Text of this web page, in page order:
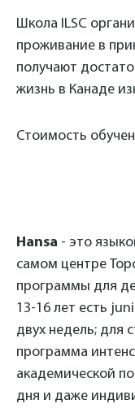
Школа ILSC
проживание в
получают
жизнь в Канаде
Стоимость
Hansa - это
самом центре
программы для
13-16 лет есть
двух недель; для
программа
академической
дня и даже